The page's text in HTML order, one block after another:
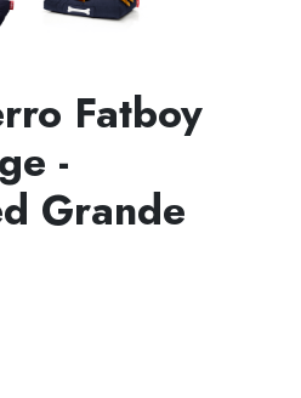
Fatboy
-
Grande